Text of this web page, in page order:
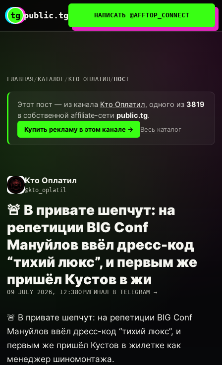
tg public.tg НАПИСАТЬ @AFFTOP_CONNECT
ГЛАВНАЯ / КАТАЛОГ/ КТО ОПЛАТИЛ/ ПОСТ
Этот пост — из канала Кто Оплатил, одного из 3819
в собственной affiliate-сети public.tg.
Купить рекламу в этом канале → Весь каталог
Кто Оплатил
@kto_oplatil
🚨 В привате шепчут: на
репетиции BIG Conf
Мануйлов ввёл дресс-код
“тихий люкс”, и первым же
пришёл Кустов в жи
09 JULY 2026, 12:38ОРИГИНАЛ В TELEGRAM →
🚨 В привате шепчут: на репетиции BIG Conf
Мануйлов ввёл дресс-код “тихий люкс”, и
первым же пришёл Кустов в жилетке как
менеджер шиномонтажа.